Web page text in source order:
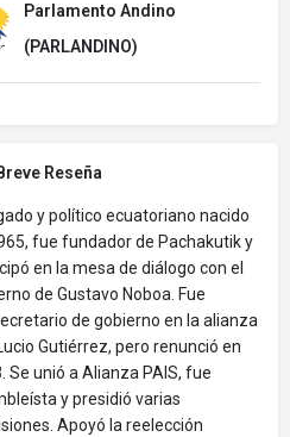
Parlamento Andino
(PARLANDINO)
Reseña
y político ecuatoriano nacido
fue fundador de Pachakutik y
en la mesa de diálogo con el
de Gustavo Noboa. Fue
de gobierno en la alianza
Gutiérrez, pero renunció en
Se unió a Alianza PAIS, fue
y presidió varias
Apoyó la reelección